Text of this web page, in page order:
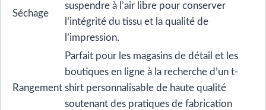
Séchage
suspendre à l’air libre pour conserver
l’intégrité du tissu et la qualité de
l’impression.
Rangement
Parfait pour les magasins de détail et les
boutiques en ligne à la recherche d’un t-
shirt personnalisable de haute qualité
soutenant des pratiques de fabrication